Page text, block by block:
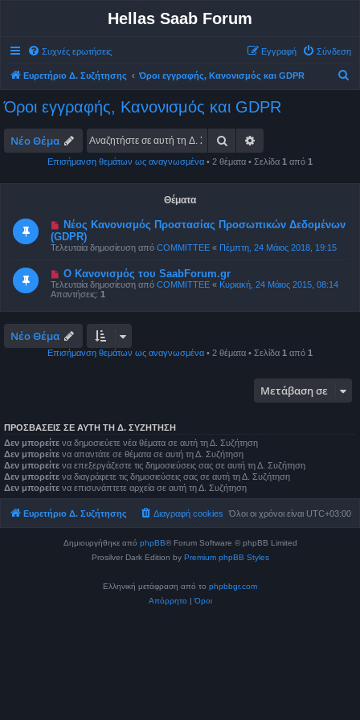
Hellas Saab Forum
Συχνές ερωτήσεις Σύνδεση
Εγγραφή
Ευρετήριο Δ. Συζήτησης Όροι εγγραφής, Κανονισμός και GDPR
Όροι εγγραφής, Κανονισμός και GDPR
Νέο Θέμα Αναζήτηση
Επισήμανση θεμάτων ως αναγνωσμένα • 2 θέματα • Σελίδα 1 από 1
Θέματα
Νέος Κανονισμός Προστασίας Προσωπικών Δεδομένων
(GDPR)
Τελευταία δημοσίευση από COMMITTEE « Πέμπτη, 24 Μάιος 2018, 19:15
Ο Κανονισμός του SaabForum.gr
Τελευταία δημοσίευση από COMMITTEE « Κυριακή, 24 Μάιος 2015, 08:14
Απαντήσεις: 1
Νέο Θέμα
Επισήμανση θεμάτων ως αναγνωσμένα • 2 θέματα • Σελίδα 1 από 1
Μετάβαση σε
ΠΡΟΣΒΆΣΕΙΣ ΣΕ ΑΥΤΉ ΤΗ Δ. ΣΥΖΉΤΗΣΗ
Δεν μπορείτε να δημοσιεύετε νέα θέματα σε αυτή τη Δ. Συζήτηση
Δεν μπορείτε να απαντάτε σε θέματα σε αυτή τη Δ. Συζήτηση
Δεν μπορείτε να επεξεργάζεστε τις δημοσιεύσεις σας σε αυτή τη Δ. Συζήτηση
Δεν μπορείτε να διαγράφετε τις δημοσιεύσεις σας σε αυτή τη Δ. Συζήτηση
Δεν μπορείτε να επισυνάπτετε αρχεία σε αυτή τη Δ. Συζήτηση
Ευρετήριο Δ. Συζήτησης Όλοι οι χρόνοι είναι UTC+03:00
Διαγραφή cookies
Δημιουργήθηκε από phpBB® Forum Software © phpBB Limited
Prosilver Dark Edition by Premium phpBB Styles
Ελληνική μετάφραση από το phpbbgr.com
Απόρρητο |Όροι